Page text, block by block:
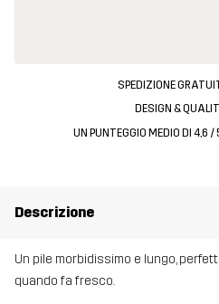
SPEDIZIONE
DESIGN &
UN PUNTEGGIO MEDIO DI 4,6
Descrizione
Un pile morbidissimo e lungo,
quando fa fresco.